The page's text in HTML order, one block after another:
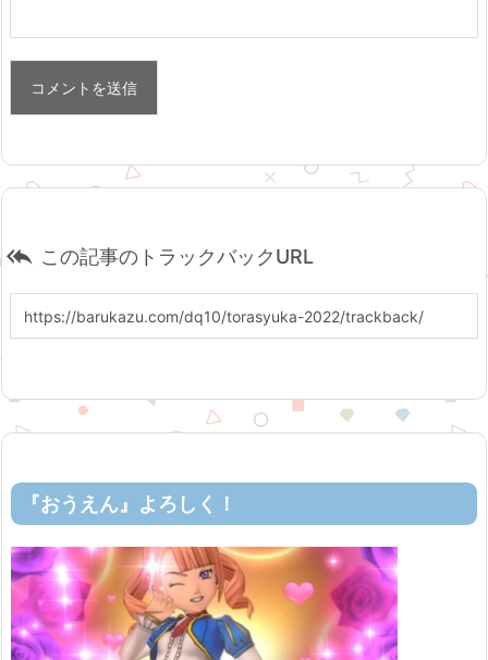
 この記事のトラックバックURL
『おうえん』よろしく！